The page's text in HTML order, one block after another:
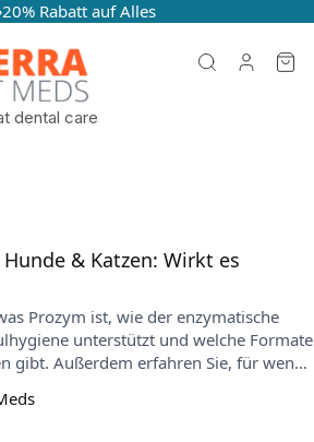
20% Rabatt auf Alles
dental care
& Katzen: Wirkt es
Prozym ist, wie der enzymatische
unterstützt und welche Formate
gibt. Außerdem erfahren Sie, für wen
man an Ergebnisse und Nutzen haben